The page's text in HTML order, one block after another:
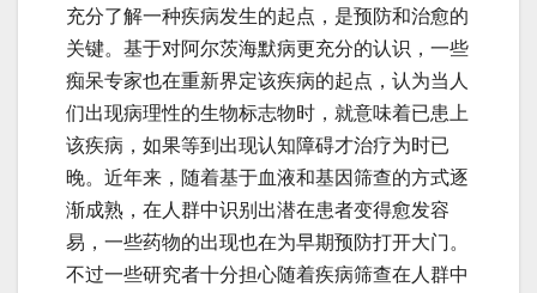
充分了解一种疾病发生的起点，是预防和治愈的
关键。基于对阿尔茨海默病更充分的认识，一些
痴呆专家也在重新界定该疾病的起点，认为当人
们出现病理性的生物标志物时，就意味着已患上
该疾病，如果等到出现认知障碍才治疗为时已
晚。近年来，随着基于血液和基因筛查的方式逐
渐成熟，在人群中识别出潜在患者变得愈发容
易，一些药物的出现也在为早期预防打开大门。
不过一些研究者十分担心随着疾病筛查在人群中